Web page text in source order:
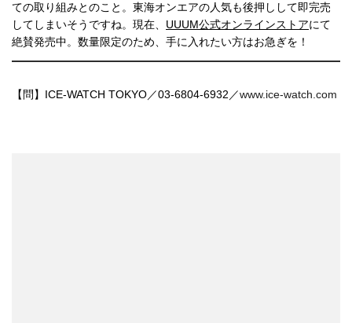
ての取り組みとのこと。東海オンエアの人気も後押しして即完売
してしまいそうですね。現在、 UUUM公式オンラインストアにて
絶賛発売中。数量限定のため、手に入れたい方はお急ぎを！
【問】ICE-WATCH TOKYO／03-6804-6932／www.ice-watch.com